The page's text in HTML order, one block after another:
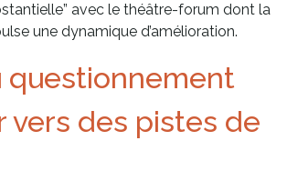
avec le théâtre-forum dont la
une dynamique d’amélioration.
questionnement
vers des pistes de